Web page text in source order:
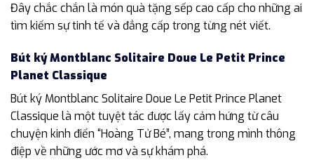
Đây chắc chắn là món quà tặng sếp cao cấp cho những ai
tìm kiếm sự tinh tế và đẳng cấp trong từng nét viết.
Bút ký Montblanc Solitaire Doue Le Petit Prince
Planet Classique
Bút ký Montblanc Solitaire Doue Le Petit Prince Planet
Classique là một tuyệt tác được lấy cảm hứng từ câu
chuyện kinh điển “Hoàng Tử Bé”, mang trong mình thông
điệp về những ước mơ và sự khám phá.